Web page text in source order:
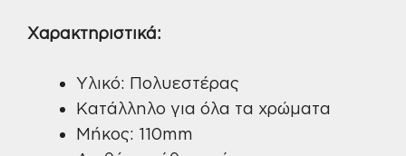
Χαρακτηριστικά:
Υλικό: Πολυεστέρας
Κατάλληλο για όλα τα χρώματα
Μήκος: 110mm